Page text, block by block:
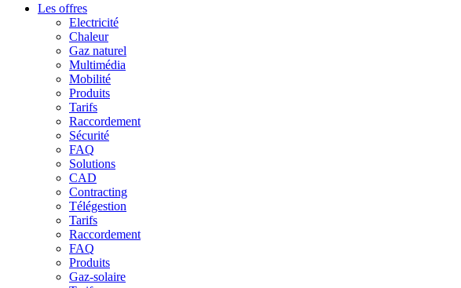
Les offres
Electricité
Chaleur
Gaz naturel
Multimédia
Mobilité
Produits
Tarifs
Raccordement
Sécurité
FAQ
Solutions
CAD
Contracting
Télégestion
Tarifs
Raccordement
FAQ
Produits
Gaz-solaire